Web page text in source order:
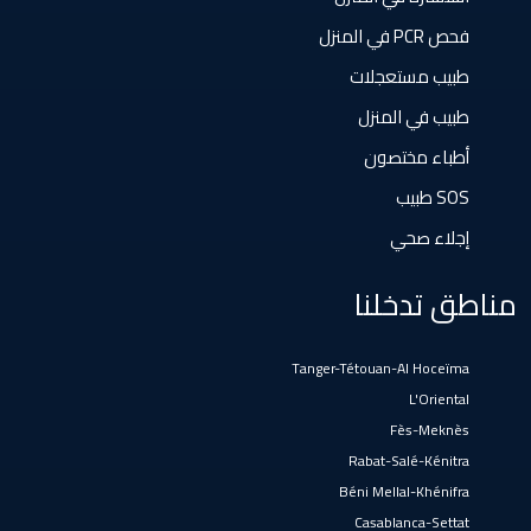
El Gara
Guisser
Hattane
Oued Zem
فحص PCR في المنزل
طبيب مستعجلات
طبيب في المنزل
أطباء مختصون
SOS طبيب
إجلاء صحي
مناطق تدخلنا
Tanger-Tétouan-Al Hoceïma
L'Oriental
Fès-Meknès
Rabat-Salé-Kénitra
Béni Mellal-Khénifra
Casablanca-Settat